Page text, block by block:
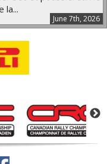
June 7th, 2026
la...